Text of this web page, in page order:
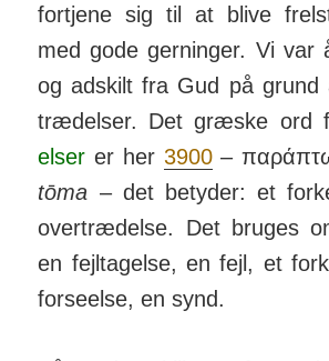
fortjene sig til at blive
med gode ger­ninger. Vi var
og ad­skilt fra Gud på
træd­elser. Det græske ord
elser er her 3900–
tōma – det be­tyder: et
over­trædelse. Det bruges
en fejl­tagelse, en fejl, et
for­se­else, en synd.